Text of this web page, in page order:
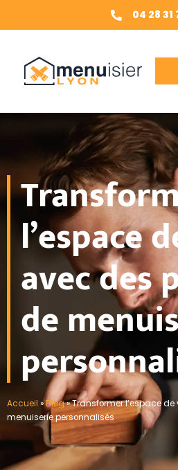
04 28 31
l’espace
avec des
de
Accueil »Blog»Transformer l’espace
menuiserie personnalisés